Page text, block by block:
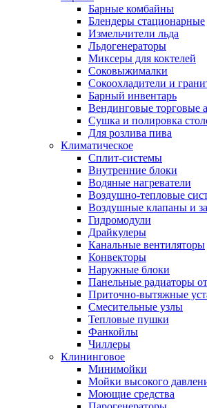
Барные комбайны
Блендеры стационарные
Измельчители льда
Льдогенераторы
Миксеры для коктелей
Соковыжималки
Сокоохладители и
Барный инвентарь
Вендинговые торговые
Сушка и полировка
Для розлива пива
Климатическое
Сплит-системы
Внутренние блоки
Водяные нагреватели
Воздушно-тепловые
Воздушные клапаны и
Гидромодули
Драйкулеры
Канальные вентиляторы
Конвекторы
Наружные блоки
Панельные радиаторы
Приточно-вытяжные
Смесительные узлы
Тепловые пушки
Фанкойлы
Чиллеры
Клининговое
Минимойки
Мойки высокого
Моющие средства